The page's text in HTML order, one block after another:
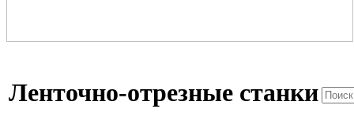
Ленточно-отрезные станки